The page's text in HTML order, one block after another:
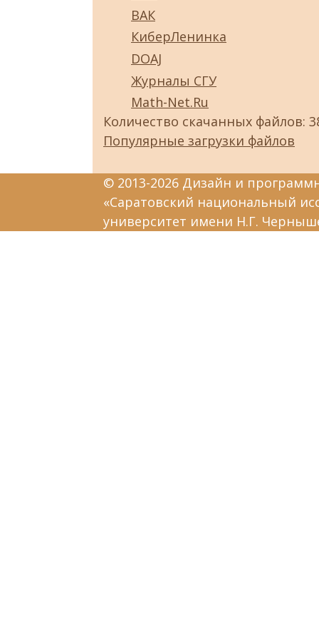
ВАК
КиберЛенинка
DOAJ
Журналы СГУ
Math-Net.Ru
Количество скачанных файлов:
Популярные загрузки файлов
© 2013-2026 Дизайн и
«Саратовский национальный
университет имени Н.Г.